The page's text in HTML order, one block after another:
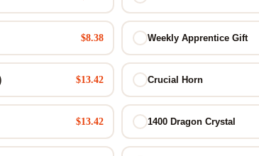
$8.38 Weekly Apprentice Gift
$13.42 Crucial Horn
$13.42 1400 Dragon Crystal